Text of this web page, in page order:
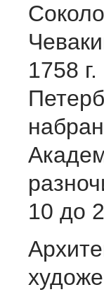
1758
10 до